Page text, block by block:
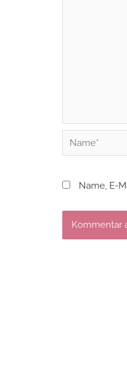
Name*
Name, E-